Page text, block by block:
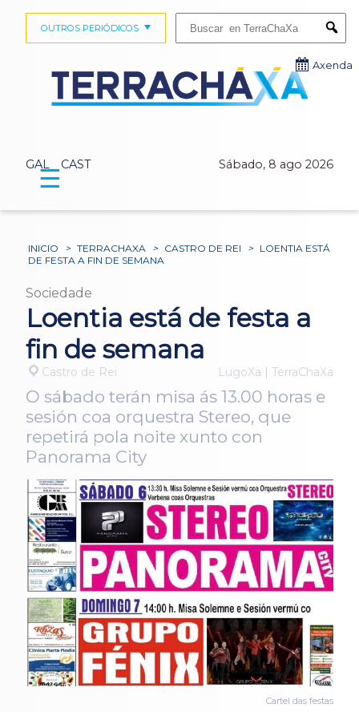
GAL CAST Sábado, 8 ago 2026
OUTROS PERIÓDICOS
Axenda
☰
INICIO > TERRACHAXA > CASTRO DE REI > LOENTIA ESTÁ
DE FESTA A FIN DE SEMANA
Sociedade
Loentia está de festa a
fin de semana
Castro de Rei LugoXa | TerraChaXa
O sábado terán misa ás 13.00 horas e
sesión coa orquestra Stereo, que
repetirá pola noite xunto con
Panorama City
Cartel das festas